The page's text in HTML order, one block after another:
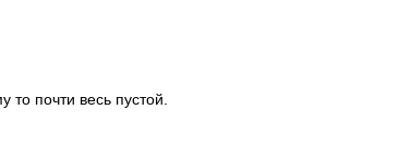
то почти весь пустой.